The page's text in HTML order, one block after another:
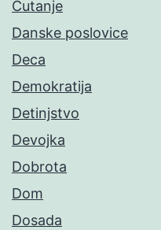
Ćutanje
Danske poslovice
Deca
Demokratija
Detinjstvo
Devojka
Dobrota
Dom
Dosada